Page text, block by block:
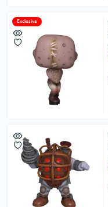
Exclusive